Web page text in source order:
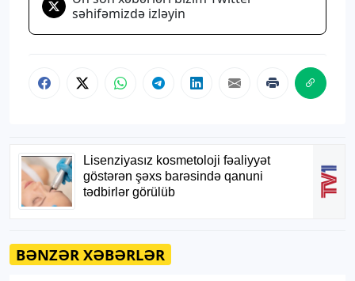
səhifəmizdə izləyin
BƏNZƏR XƏBƏRLƏR